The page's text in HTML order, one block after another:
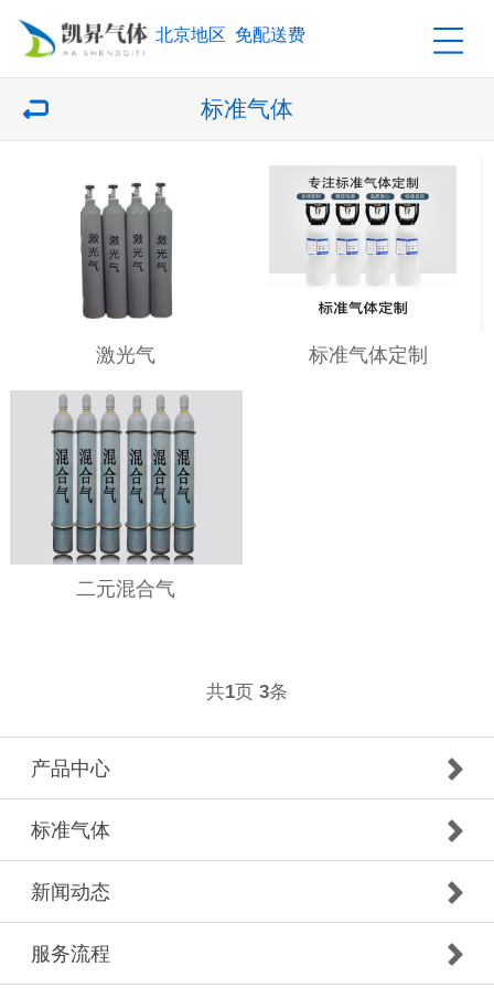
北京地区 免配送费
标准气体
激光气 标准气体定制
二元混合气
共1页 3条
产品中心
标准气体
新闻动态
服务流程